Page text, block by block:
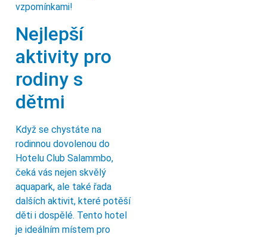
vzpomínkami!
Nejlepší
aktivity pro
rodiny s
dětmi
Když se chystáte na
rodinnou dovolenou do
Hotelu Club Salammbo,
čeká vás nejen skvělý
aquapark, ale také řada
dalších aktivit, které potěší
děti i dospělé. Tento hotel
je ideálním místem pro